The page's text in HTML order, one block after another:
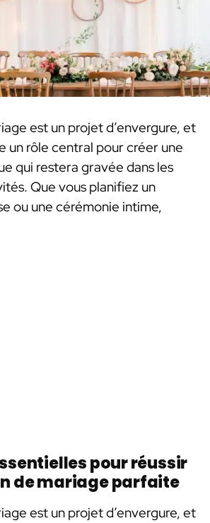
est un projet d’envergure, et
un rôle central pour créer une
qui restera gravée dans les
Que vous planifiez un
ou une cérémonie intime,
pour réussir
de mariage parfaite
est un projet d’envergure, et